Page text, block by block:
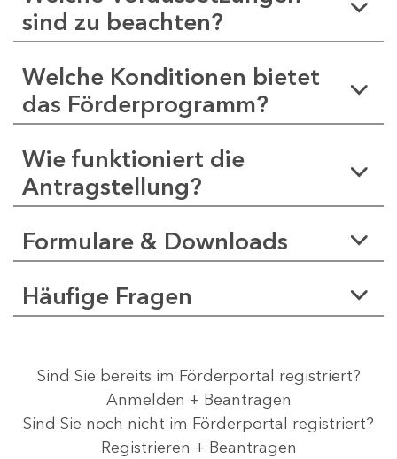
sind zu beachten?
Welche Konditionen bietet
das Förderprogramm?
Wie funktioniert die
Antragstellung?
Formulare & Downloads
Häufige Fragen
Sind Sie bereits im Förderportal registriert?
Anmelden + Beantragen
Sind Sie noch nicht im Förderportal registriert?
Registrieren + Beantragen